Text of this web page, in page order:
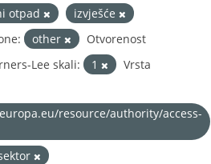
otpad
izvješće
other
Otvorenost
Lee skali:
1
Vrsta
resource/authority/access-